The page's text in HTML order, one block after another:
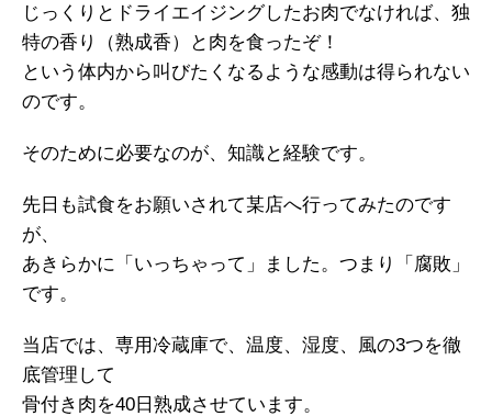
じっくりとドライエイジングしたお肉でなければ、独
特の香り（熟成香）と肉を食ったぞ！
という体内から叫びたくなるような感動は得られない
のです。
そのために必要なのが、知識と経験です。
先日も試食をお願いされて某店へ行ってみたのです
が、
あきらかに「いっちゃって」ました。つまり「腐敗」
です。
当店では、専用冷蔵庫で、温度、湿度、風の3つを徹
底管理して
骨付き肉を40日熟成させています。